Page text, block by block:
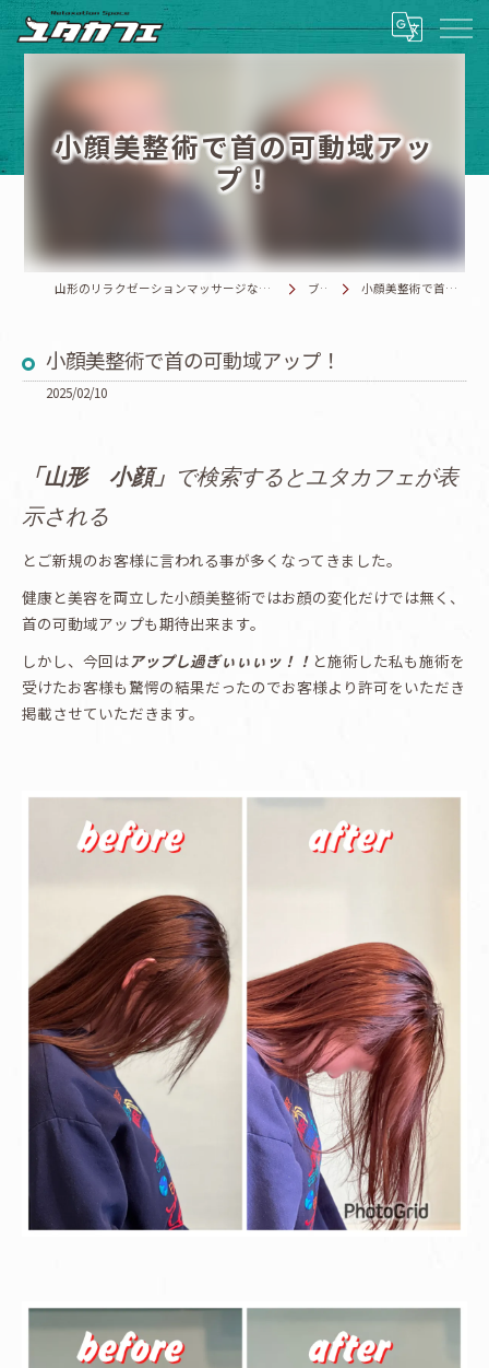
小顔美整術で首の可動域アッ
プ！
山形のリラクゼーションマッサージならRelaxationSpace ユタカフェ ブログ 小顔美整術で首の可動域アップ！
小顔美整術で首の可動域アップ！
2025/02/10
「山形 小顔」 で検索するとユタカフェが表
示される
とご新規のお客様に言われる事が多くなってきました。
健康と美容を両立した小顔美整術ではお顔の変化だけでは無く、
首の可動域アップも期待出来ます。
しかし、今回はアップし過ぎぃぃぃッ！！ と施術した私も施術を
受けたお客様も驚愕の結果だったのでお客様より許可をいただき
掲載させていただきます。